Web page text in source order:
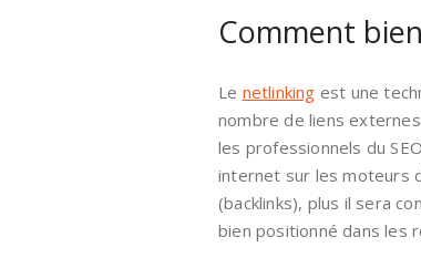
Comment
Le netlinking est une
nombre de liens
les professionnels du
internet sur les moteurs
(backlinks), plus il sera
bien positionné dans les